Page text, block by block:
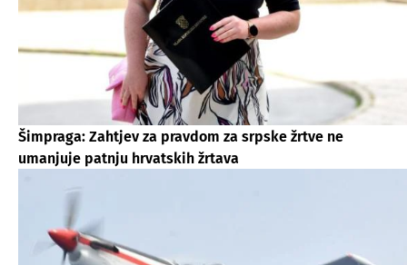
Šimpraga: Zahtjev za pravdom za srpske žrtve ne
umanjuje patnju hrvatskih žrtava